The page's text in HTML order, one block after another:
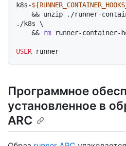
k8s-
./k8s \
    &&
rm runner-container-
USER
Программное
установленное в
ARC